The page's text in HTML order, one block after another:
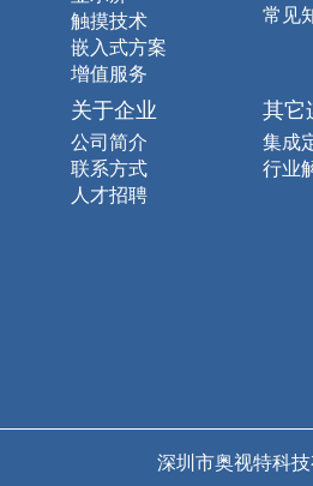
触摸技术
嵌入式方案
增值服务
常见
关于企业
公司简介
联系方式
人才招聘
其它
集成
行业
深圳市奥视特科